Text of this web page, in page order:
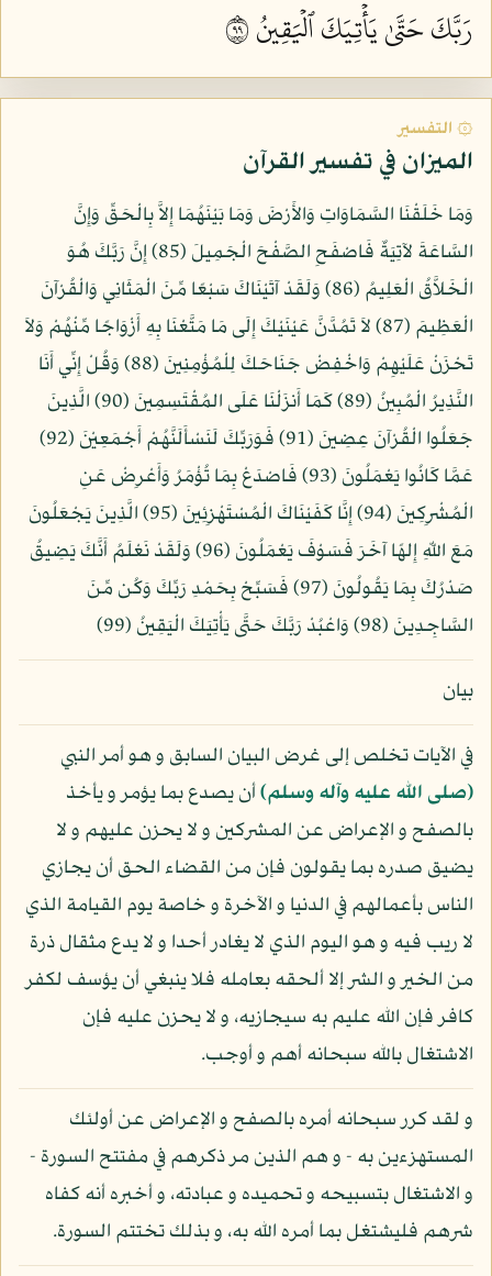
رَبَّكَ حَتَّىٰ يَأۡتِيَكَ ٱلۡيَقِينُ ٩٩
۞ التفسير
الميزان في تفسير القرآن
وَمَا خَلَقْنَا السَّمَاوَاتِ وَالأَرْضَ وَمَا بَيْنَهُمَا إِلاَّ بِالْحَقِّ وَإِنَّ
السَّاعَةَ لآتِيَةٌ فَاصْفَحِ الصَّفْحَ الْجَمِيلَ (85) إِنَّ رَبَّكَ هُوَ
الْخَلاَّقُ الْعَلِيمُ (86) وَلَقَدْ آتَيْنَاكَ سَبْعًا مِّنَ الْمَثَانِي وَالْقُرْآنَ
الْعَظِيمَ (87) لاَ تَمُدَّنَّ عَيْنَيْكَ إِلَى مَا مَتَّعْنَا بِهِ أَزْوَاجًا مِّنْهُمْ وَلاَ
تَحْزَنْ عَلَيْهِمْ وَاخْفِضْ جَنَاحَكَ لِلْمُؤْمِنِينَ (88) وَقُلْ إِنِّي أَنَا
النَّذِيرُ الْمُبِينُ (89) كَمَا أَنزَلْنَا عَلَى المُقْتَسِمِينَ (90) الَّذِينَ
جَعَلُوا الْقُرْآنَ عِضِينَ (91) فَوَرَبِّكَ لَنَسْأَلَنَّهُمْ أَجْمَعِيْنَ (92)
عَمَّا كَانُوا يَعْمَلُونَ (93) فَاصْدَعْ بِمَا تُؤْمَرُ وَأَعْرِضْ عَنِ
الْمُشْرِكِينَ (94) إِنَّا كَفَيْنَاكَ الْمُسْتَهْزِئِينَ (95) الَّذِينَ يَجْعَلُونَ
مَعَ اللّهِ إِلهًا آخَرَ فَسَوْفَ يَعْمَلُونَ (96) وَلَقَدْ نَعْلَمُ أَنَّكَ يَضِيقُ
صَدْرُكَ بِمَا يَقُولُونَ (97) فَسَبِّحْ بِحَمْدِ رَبِّكَ وَكُن مِّنَ
السَّاجِدِينَ (98) وَاعْبُدْ رَبَّكَ حَتَّى يَأْتِيَكَ الْيَقِينُ (99)
بيان
في الآيات تخلص إلى غرض البيان السابق و هو أمر النبي
(صلى الله عليه وآله وسلم)أن يصدع بما يؤمر و يأخذ
بالصفح و الإعراض عن المشركين و لا يحزن عليهم و لا
يضيق صدره بما يقولون فإن من القضاء الحق أن يجازي
الناس بأعمالهم في الدنيا و الآخرة و خاصة يوم القيامة الذي
لا ريب فيه و هو اليوم الذي لا يغادر أحدا و لا يدع مثقال ذرة
من الخير و الشر إلا ألحقه بعامله فلا ينبغي أن يؤسف لكفر
كافر فإن الله عليم به سيجازيه، و لا يحزن عليه فإن
الاشتغال بالله سبحانه أهم و أوجب.
و لقد كرر سبحانه أمره بالصفح و الإعراض عن أولئك
المستهزءين به - و هم الذين مر ذكرهم في مفتتح السورة -
و الاشتغال بتسبيحه و تحميده و عبادته، و أخبره أنه كفاه
شرهم فليشتغل بما أمره الله به، و بذلك تختتم السورة.